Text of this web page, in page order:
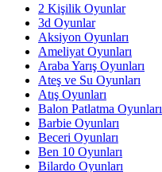
2 Kişilik Oyunlar
3d Oyunlar
Aksiyon Oyunları
Ameliyat Oyunları
Araba Yarış Oyunları
Ateş ve Su Oyunları
Atış Oyunları
Balon Patlatma Oyunları
Barbie Oyunları
Beceri Oyunları
Ben 10 Oyunları
Bilardo Oyunları